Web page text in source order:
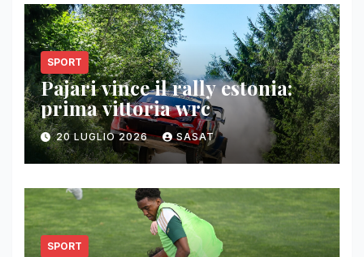
SPORT
Pajari vince il rally estonia:
prima vittoria wrc
20 LUGLIO 2026 SASAT
SPORT